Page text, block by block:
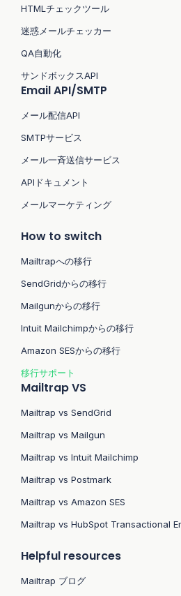
HTMLチェックツール
迷惑メールチェッカー
QA自動化
サンドボックスAPI
Email API/SMTP
メール配信API
SMTPサービス
メール一斉送信サービス
APIドキュメント
メールマーケティング
How to switch
Mailtrapへの移行
SendGridからの移行
Mailgunからの移行
Intuit Mailchimpからの移行
Amazon SESからの移行
移行サポート
Mailtrap VS
Mailtrap vs SendGrid
Mailtrap vs Mailgun
Mailtrap vs Intuit Mailchimp
Mailtrap vs Postmark
Mailtrap vs Amazon SES
Mailtrap vs HubSpot Transactional
Helpful resources
Mailtrap ブログ